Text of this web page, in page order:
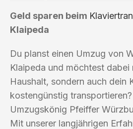
Geld sparen beim
Klaipeda
Du planst einen Umzug von
Klaipeda und möchtest dabei
Haushalt, sondern auch dein
kostengünstig
Umzugskönig Pfeiffer
Mit unserer langjährigen